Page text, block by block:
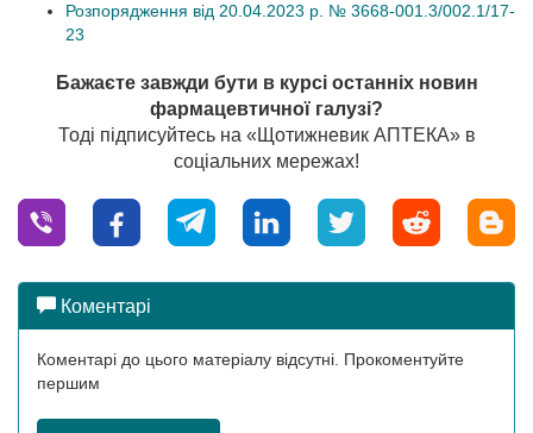
Розпорядження від 20.04.2023 р. № 3668-001.3/002.1/17-
23
Бажаєте завжди бути в курсі останніх новин
фармацевтичної галузі?
Тоді підписуйтесь на «Щотижневик АПТЕКА» в
соціальних мережах!
Коментарі
Коментарі до цього матеріалу відсутні. Прокоментуйте
першим